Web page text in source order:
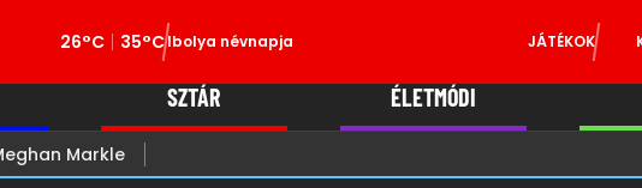
26°C 35°CIbolya névnapja JÁTÉKOK
SZTÁR ÉLETMÓDI
Markle